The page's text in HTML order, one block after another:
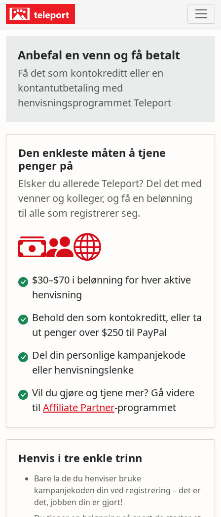
Anbefal en venn og få betalt
Få det som kontokreditt eller en
kontantutbetaling med
henvisningsprogrammet Teleport
Den enkleste måten å tjene
penger på
Elsker du allerede Teleport? Del det med
venner og kolleger, og få en belønning
til alle som registrerer seg.
$30–$70 i belønning for hver aktive
henvisning
Behold den som kontokreditt, eller ta
ut penger over $250 til PayPal
Del din personlige kampanjekode
eller henvisningslenke
Vil du gjøre og tjene mer? Gå videre
til Affiliate Partner-programmet
Henvis i tre enkle trinn
Bare la de du henviser bruke
kampanjekoden din ved registrering – det er
det, jobben din er gjort!